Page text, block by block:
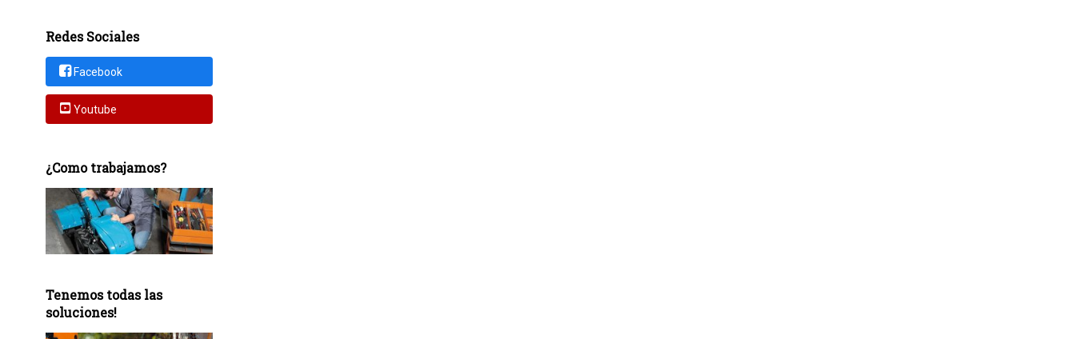
Redes Sociales
Facebook
Youtube
¿Como trabajamos?
Tenemos todas las
soluciones!